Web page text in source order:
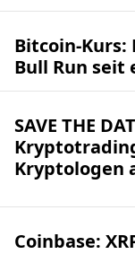
Bitcoin-Kurs:
Bull Run seit
SAVE THE
Kryptologen
Coinbase: